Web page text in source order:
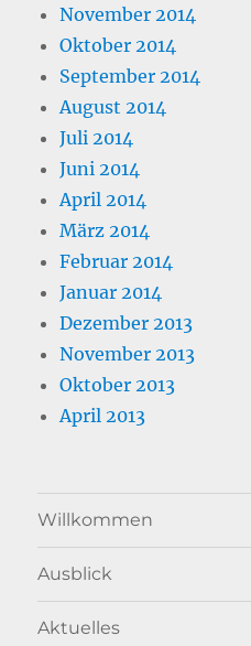
November 2014
Oktober 2014
September 2014
August 2014
Juli 2014
Juni 2014
April 2014
März 2014
Februar 2014
Januar 2014
Dezember 2013
November 2013
Oktober 2013
April 2013
Willkommen
Ausblick
Aktuelles